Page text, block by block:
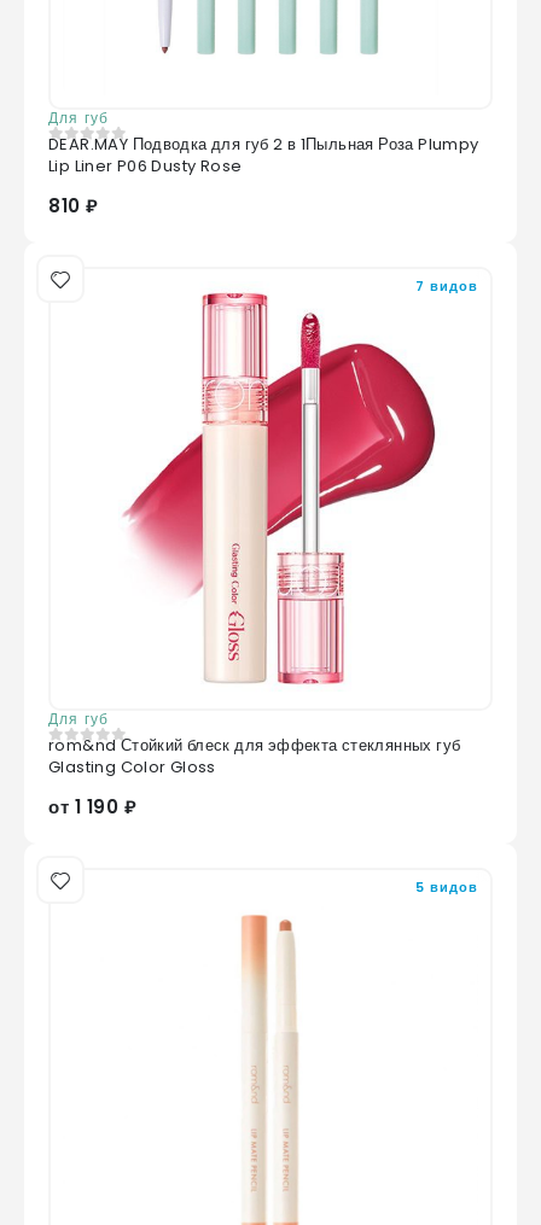
Для губ
0 из 5
DEAR.MAY Подводка для губ 2 в 1Пыльная Роза Plumpy
Lip Liner P06 Dusty Rose
810 ₽
7 видов
Для губ
0из 5
rom&nd Стойкий блеск для эффекта стеклянных губ
Glasting Color Gloss
от 1 190 ₽
5 видов